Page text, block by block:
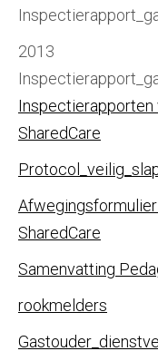
2013
Inspectierapporten
SharedCare
SharedCare
Samenvatting
rookmelders